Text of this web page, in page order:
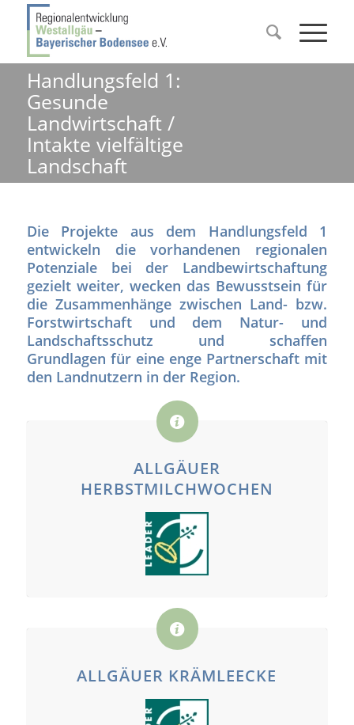
Handlungsfeld 1:
Gesunde
Landwirtschaft /
Intakte vielfältige
Landschaft
Die Projekte aus dem Handlungsfeld 1
entwickeln die vorhandenen regionalen
Potenziale bei der Landbewirtschaftung
gezielt weiter, wecken das Bewusstsein für
die Zusammenhänge zwischen Land- bzw.
Forstwirtschaft und dem Natur- und
Landschaftsschutz und schaffen
Grundlagen für eine enge Partnerschaft mit
den Landnutzern in der Region.
ALLGÄUER
HERBSTMILCHWOCHEN
ALLGÄUER KRÄMLEECKE